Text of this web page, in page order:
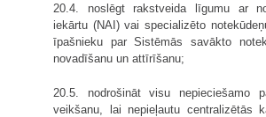
20.4. noslēgt rakstveida līgumu ar
iekārtu (NAI) vai specializēto
īpašnieku par Sistēmās savākto
novadīšanu un attīrīšanu;
20.5. nodrošināt visu nepieciešamo
veikšanu, lai nepieļautu centralizētās